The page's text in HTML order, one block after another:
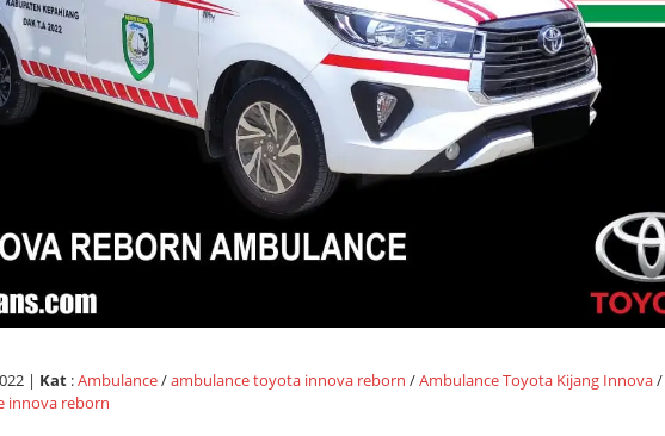
| Kat :Ambulance/ambulance toyota innova reborn /Ambulance Toyota Kijang Innova/
innova reborn